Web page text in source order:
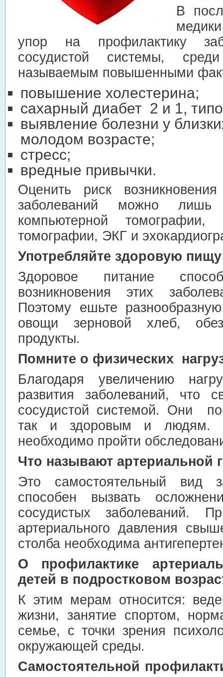
В
упор на профилактику
сосудистой системы,
называемым повышенными
повышение холестерина;
сахарный диабет 2 и 1,
выявление болезни у
молодом возрасте;
стресс;
вредные привычки.
Оценить риск возникновения
заболеваний можно лишь
компьютерной томографии,
томографии, ЭКГ и
Употребляйте здоровую пищу
Здоровое питание
возникновения этих
Поэтому ешьте
овощи зерновой хлеб,
продукты.
Помните о физических
Благодаря увеличению
развития заболеваний, что
сосудистой системой. Они
так и здоровым и людям.
необходимо пройти
Что называют артериальной
Это самостоятельный вид
способен вызвать
сосудистых заболеваний.
артериального давления
столба необходима
О профилактике
детей в подростковом
К этим мерам относится:
жизни, занятие спортом,
семье, с точки зрения
окружающей среды.
Самостоятельной